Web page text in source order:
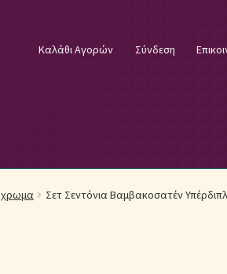
Καλάθι Αγορών Σύνδεση
Επιστροφές Προϊόντων Η
Σετ Σεντόνια Βαμβακοσατέν